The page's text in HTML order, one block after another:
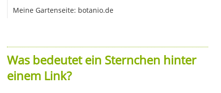
Meine Gartenseite: botanio.de
Was bedeutet ein Sternchen hinter
einem Link?